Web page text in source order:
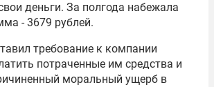
деньги. За полгода набежала
- 3679 рублей.
требование к компании
потраченные им средства и
моральный ущерб в